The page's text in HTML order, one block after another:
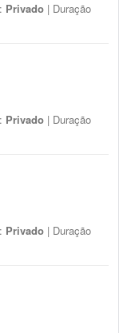
Privado | Duração
Privado | Duração
Privado | Duração